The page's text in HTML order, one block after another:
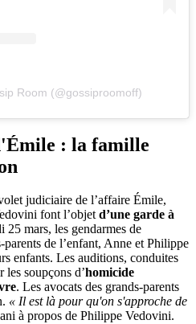
Room (@gossiproomoff)
: la famille
judiciaire de l’affaire Émile,
font l’objetd’une garde à
25 mars, les gendarmes de
de l’enfant, Anne et Philippe
enfants. Les auditions, conduites
les soupçons d’homicide
. Les avocats des grands-parents
« Il est là pour qu'on s'approche de
à propos de Philippe Vedovini.